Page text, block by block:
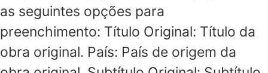
as seguintes opções para
preenchimento: Título Original: Título da
obra original. País: País de origem da